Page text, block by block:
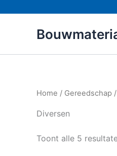
Home / Gereedschap /
Diversen
Toont alle 5